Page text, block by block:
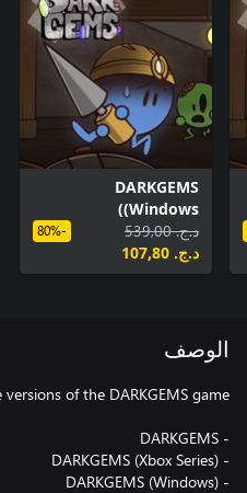
DARKGEMS
(Windows)
د.ج.‏ 539,00
د.ج.‏ 107,80
-80%
الوصف